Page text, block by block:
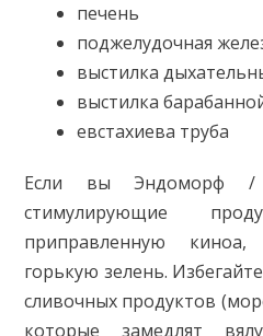
печень
поджелудочная
выстилка
выстилка
евстахиева труба
Если вы Эндоморф /
стимулирующие
приправленную
горькую зелень.
сливочных продуктов
которые замедлят